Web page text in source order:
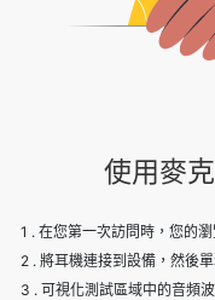
使用麥
1 . 在您第一次訪問時，您的
2 . 將耳機連接到設備，然後
3 . 可視化測試區域中的音頻